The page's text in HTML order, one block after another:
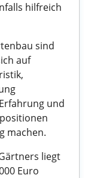
hilfreich
sind
auf
und
machen.
liegt
Euro